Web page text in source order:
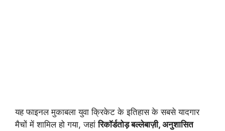
यह फाइनल मुकाबला युवा क्रिकेट के इतिहास के सबसे यादगार
मैचों में शामिल हो गया, जहांरिकॉर्डतोड़ बल्लेबाज़ी, अनुशासित